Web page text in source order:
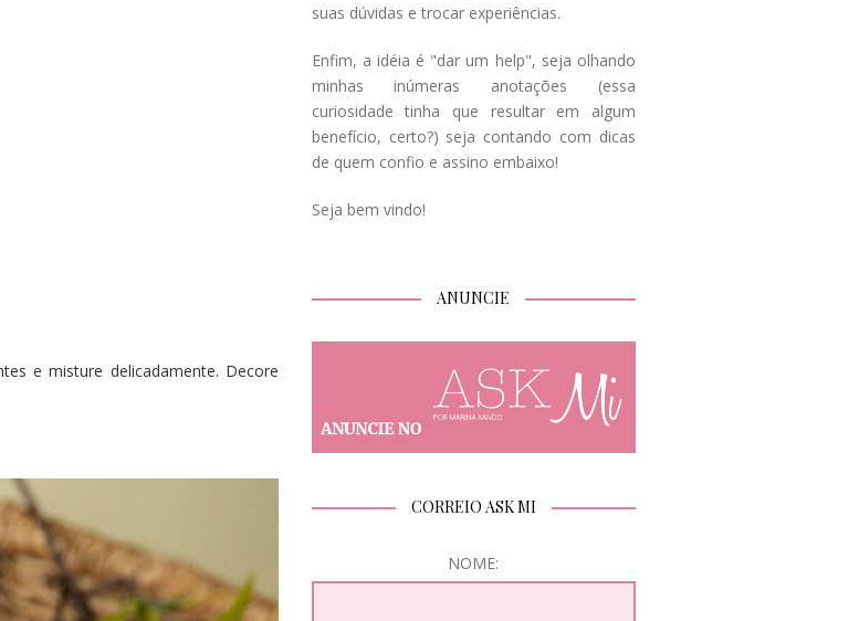
e misture delicadamente. Decore
suas dúvidas e trocar experiências.
Enfim, a idéia é "dar um help", seja olhando
minhas inúmeras anotações (essa
curiosidade tinha que resultar em algum
benefício, certo?) seja contando com dicas
de quem confio e assino embaixo!
Seja bem vindo!
ANUNCIE
CORREIO ASK MI
NOME: